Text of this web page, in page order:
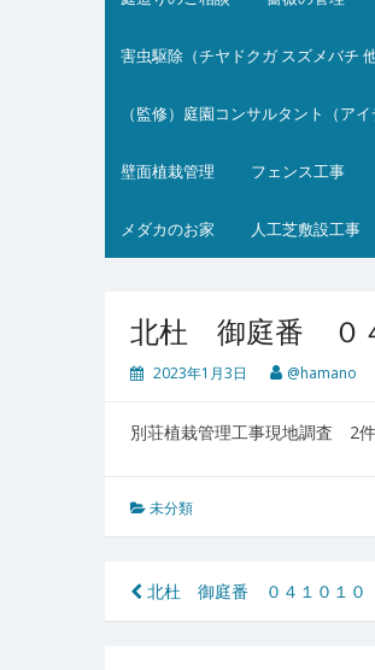
害虫駆除（チヤドクガ スズメバチ 他
（監修）庭園コンサルタント（アイ
壁面植栽管理 フェンス工事
メダカのお家 人工芝敷設工事
北杜 御庭番 ０
2023年1月3日 @hamano
別荘植栽管理工事現地調査 2
未分類
投
稿
北杜 御庭番 ０４１０１０